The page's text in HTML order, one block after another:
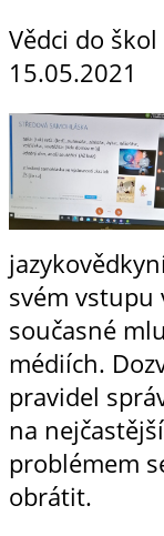
Vědci do
15.05.2021
svém vstupu
současné
médiích.
pravidel
na
problémem
obrátit.